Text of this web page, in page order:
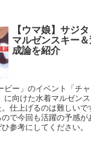
【ウマ娘】サジ
マルゼンスキー
成論を紹介
ビー」のイベント「チ
に向けた水着マルゼン
仕上げるのは難しいで
で今回も活躍の予感が
参考にしてください。